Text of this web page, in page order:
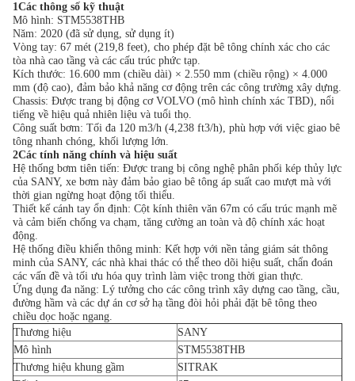
1Các thông số kỹ thuật
Mô hình: STM5538THB
Năm: 2020 (đã sử dụng, sử dụng ít)
Vòng tay: 67 mét (219,8 feet), cho phép đặt bê tông chính xác cho các
tòa nhà cao tầng và các cấu trúc phức tạp.
Kích thước: 16.600 mm (chiều dài) × 2.550 mm (chiều rộng) × 4.000
mm (độ cao), đảm bảo khả năng cơ động trên các công trường xây dựng.
Chassis: Được trang bị động cơ VOLVO (mô hình chính xác TBD), nổi
tiếng về hiệu quả nhiên liệu và tuổi thọ.
Công suất bơm: Tối đa 120 m3/h (4,238 ft3/h), phù hợp với việc giao bê
tông nhanh chóng, khối lượng lớn.
2Các tính năng chính và hiệu suất
Hệ thống bơm tiên tiến: Được trang bị công nghệ phân phối kép thủy lực
của SANY, xe bơm này đảm bảo giao bê tông áp suất cao mượt mà với
thời gian ngừng hoạt động tối thiểu.
Thiết kế cánh tay ổn định: Cột kính thiên văn 67m có cấu trúc mạnh mẽ
và cảm biến chống va chạm, tăng cường an toàn và độ chính xác hoạt
động.
Hệ thống điều khiển thông minh: Kết hợp với nền tảng giám sát thông
minh của SANY, các nhà khai thác có thể theo dõi hiệu suất, chẩn đoán
các vấn đề và tối ưu hóa quy trình làm việc trong thời gian thực.
Ứng dụng đa năng: Lý tưởng cho các công trình xây dựng cao tầng, cầu,
đường hầm và các dự án cơ sở hạ tầng đòi hỏi phải đặt bê tông theo
chiều dọc hoặc ngang.
Thương hiệu
SANY
Mô hình
STM5538THB
Thương hiệu khung gầm
SITRAK